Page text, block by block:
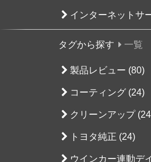
インターネットサ
タグから探す 一覧
製品レビュー (80)
コーティング (24)
クリーンアップ
トヨタ純正 (24)
ウインカー連動デ